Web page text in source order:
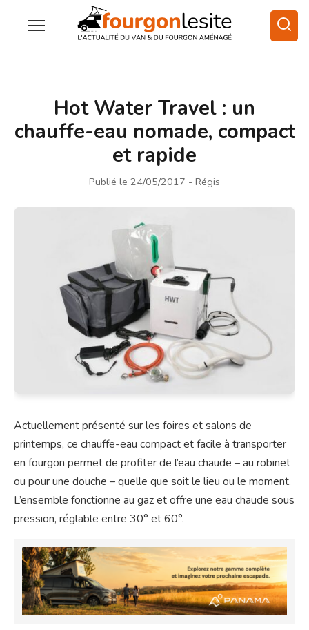
Hot Water Travel : un
chauffe-eau nomade, compact
et rapide
Publié le 24/05/2017 - Régis
Actuellement présenté sur les foires et salons de
printemps, ce chauffe-eau compact et facile à transporter
en fourgon permet de profiter de l’eau chaude – au robinet
ou pour une douche – quelle que soit le lieu ou le moment.
L’ensemble fonctionne au gaz et offre une eau chaude sous
pression, réglable entre 30° et 60°.